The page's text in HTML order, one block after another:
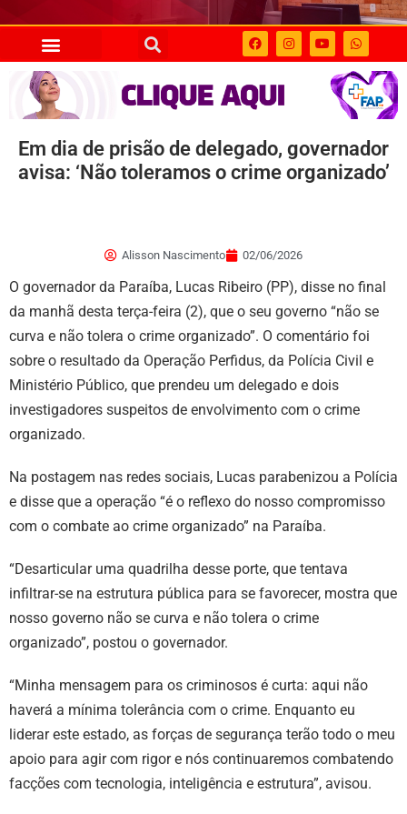
Em dia de prisão de delegado, governador
avisa: ‘Não toleramos o crime organizado’
Alisson Nascimento 02/06/2026
O governador da Paraíba, Lucas Ribeiro (PP), disse no final
da manhã desta terça-feira (2), que o seu governo “não se
curva e não tolera o crime organizado”. O comentário foi
sobre o resultado da Operação Perfidus, da Polícia Civil e
Ministério Público, que prendeu um delegado e dois
investigadores suspeitos de envolvimento com o crime
organizado.
Na postagem nas redes sociais, Lucas parabenizou a Polícia
e disse que a operação “é o reflexo do nosso compromisso
com o combate ao crime organizado” na Paraíba.
“Desarticular uma quadrilha desse porte, que tentava
infiltrar-se na estrutura pública para se favorecer, mostra que
nosso governo não se curva e não tolera o crime
organizado”, postou o governador.
“Minha mensagem para os criminosos é curta: aqui não
haverá a mínima tolerância com o crime. Enquanto eu
liderar este estado, as forças de segurança terão todo o meu
apoio para agir com rigor e nós continuaremos combatendo
facções com tecnologia, inteligência e estrutura”, avisou.